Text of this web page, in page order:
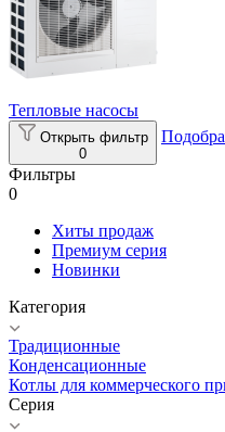
Тепловые насосы
Открыть фильтр
0
Фильтры
0
Хиты продаж
Премиум серия
Новинки
Категория
Традиционные
Конденсационные
Котлы для коммерческого
Серия